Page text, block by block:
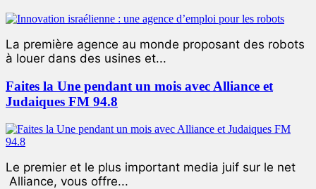
La première agence au monde proposant des robots
à louer dans des usines et...
Faites la Une pendant un mois avec Alliance et
Judaiques FM 94.8
Le premier et le plus important media juif sur le net
Alliance, vous offre...